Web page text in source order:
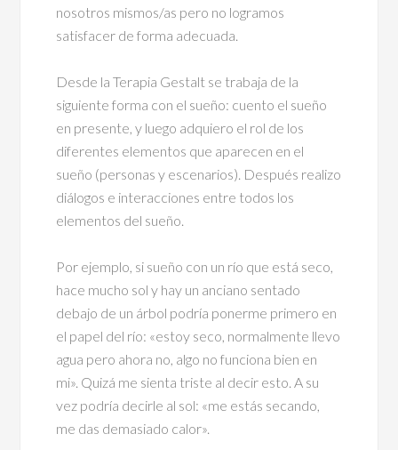
nosotros mismos/as pero no logramos
satisfacer de forma adecuada.
Desde la Terapia Gestalt se trabaja de la
siguiente forma con el sueño: cuento el sueño
en presente, y luego adquiero el rol de los
diferentes elementos que aparecen en el
sueño (personas y escenarios). Después realizo
diálogos e interacciones entre todos los
elementos del sueño.
Por ejemplo, si sueño con un río que está seco,
hace mucho sol y hay un anciano sentado
debajo de un árbol podría ponerme primero en
el papel del río: «estoy seco, normalmente llevo
agua pero ahora no, algo no funciona bien en
mi». Quizá me sienta triste al decir esto. A su
vez podría decirle al sol: «me estás secando,
me das demasiado calor».